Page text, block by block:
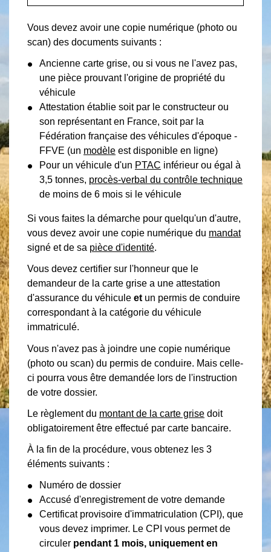
Vous devez avoir une copie numérique (photo ou
scan) des documents suivants :
Ancienne carte grise, ou si vous ne l'avez pas,
une pièce prouvant l'origine de propriété du
véhicule
Attestation établie soit par le constructeur ou
son représentant en France, soit par la
Fédération française des véhicules d'époque -
FFVE (un modèle est disponible en ligne)
Pour un véhicule d'un PTAC inférieur ou égal à
3,5 tonnes, procès-verbal du contrôle technique
de moins de 6 mois si le véhicule
Si vous faites la démarche pour quelqu'un d'autre,
vous devez avoir une copie numérique du mandat
signé et de sa pièce d'identité.
Vous devez certifier sur l'honneur que le
demandeur de la carte grise a une attestation
d'assurance du véhicule etun permis de conduire
correspondant à la catégorie du véhicule
immatriculé.
Vous n'avez pas à joindre une copie numérique
(photo ou scan) du permis de conduire. Mais celle-
ci pourra vous être demandée lors de l'instruction
de votre dossier.
Le règlement du montant de la carte grise doit
obligatoirement être effectué par carte bancaire.
À la fin de la procédure, vous obtenez les 3
éléments suivants :
Numéro de dossier
Accusé d'enregistrement de votre demande
Certificat provisoire d'immatriculation (CPI), que
vous devez imprimer. Le CPI vous permet de
circuler pendant 1 mois, uniquement en